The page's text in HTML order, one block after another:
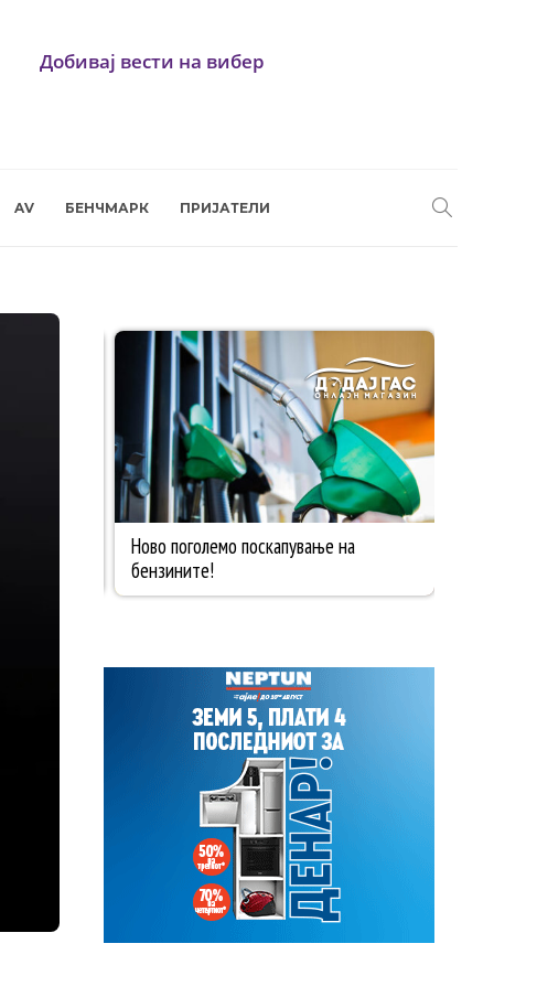
Добивај вести на вибер
AV БЕНЧМАРК ПРИЈАТЕЛИ